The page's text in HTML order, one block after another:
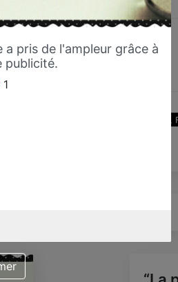
19:00
pris de l'ampleur grâce à
publicité.
1